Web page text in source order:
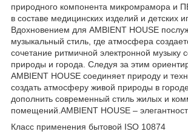
природного компонента микромрамора и
в составе медицинских изделий и детских
Вдохновением для AMBIENT HOUSE
музыкальный стиль, где атмосфера
сочетание ритмичной электронной музыку
природы и города. Следуя за этим
AMBIENT HOUSE соединяет природу и
создать атмосферу живой природы в
дополнить современный стиль жилых и
помещений.AMBIENT HOUSE –
Класс применения бытовой ISO